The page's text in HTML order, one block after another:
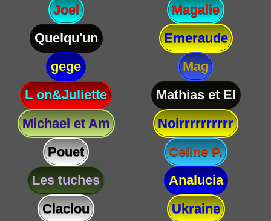
Joel
Magalie
Quelqu'un
Emeraude
gege
Mag
L on&Juliette
Mathias et El
Michael et Am
Noirrrrrrrrrr
Pouet
Celine P.
Les tuches
Analucia
Claclou
Ukraine